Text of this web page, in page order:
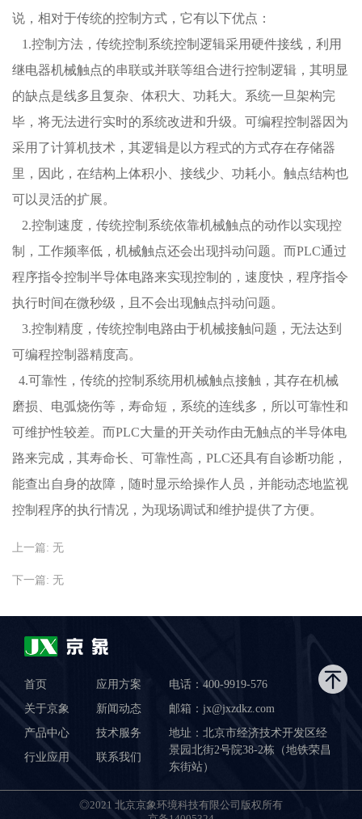
说，相对于传统的控制方式，它有以下优点：
1.控制方法，传统控制系统控制逻辑采用硬件接线，利用
继电器机械触点的串联或并联等组合进行控制逻辑，其明显
的缺点是线多且复杂、体积大、功耗大。系统一旦架构完
毕，将无法进行实时的系统改进和升级。可编程控制器因为
采用了计算机技术，其逻辑是以方程式的方式存在存储器
里，因此，在结构上体积小、接线少、功耗小。触点结构也
可以灵活的扩展。
2.控制速度，传统控制系统依靠机械触点的动作以实现控
制，工作频率低，机械触点还会出现抖动问题。而PLC通过
程序指令控制半导体电路来实现控制的，速度快，程序指令
执行时间在微秒级，且不会出现触点抖动问题。
3.控制精度，传统控制电路由于机械接触问题，无法达到
可编程控制器精度高。
4.可靠性，传统的控制系统用机械触点接触，其存在机械
磨损、电弧烧伤等，寿命短，系统的连线多，所以可靠性和
可维护性较差。而PLC大量的开关动作由无触点的半导体电
路来完成，其寿命长、可靠性高，PLC还具有自诊断功能，
能查出自身的故障，随时显示给操作人员，并能动态地监视
控制程序的执行情况，为现场调试和维护提供了方便。
上一篇: 无
下一篇: 无
首页
关于京象
产品中心
行业应用
应用方案
新闻动态
技术服务
联系我们
电话：400-9919-576
邮箱：jx@jxzdkz.com
地址：北京市经济技术开发区经
景园北街2号院38-2栋（地铁荣昌
东街站）
◎2021 北京京象环境科技有限公司版权所有